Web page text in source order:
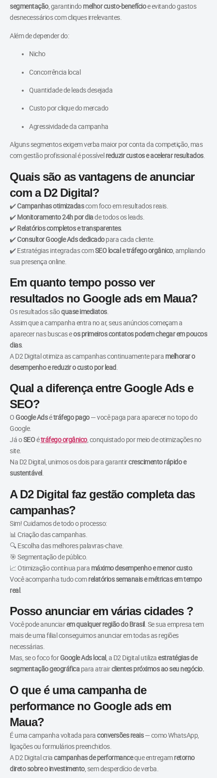
segmentação, garantindomelhor custo-benefícioe evitando gastos
desnecessários com cliques irrelevantes.
Além de depender do:
Nicho
Concorrência local
Quantidade de leads desejada
Custo por clique do mercado
Agressividade da campanha
Alguns segmentos exigem verba maior por conta da competição, mas
com gestão profissional é possível reduzir custos e acelerar resultados.
Quais são as vantagens de anunciar
com a D2 Digital?
✔️Campanhas otimizadascom foco em resultados reais.
✔️Monitoramento 24h por diade todos os leads.
✔️Relatórios completos e transparentes.
✔️Consultor Google Ads dedicadopara cada cliente.
✔️ Estratégias integradas comSEO local e tráfego orgânico, ampliando
sua presença online.
Em quanto tempo posso ver
resultados no Google ads em Maua?
Os resultados sãoquase imediatos.
Assim que a campanha entra no ar, seus anúncios começam a
aparecer nas buscas eos primeiros contatos podem chegar em poucos
dias.
A D2 Digital otimiza as campanhas continuamente para melhorar o
desempenho e reduzir o custo por lead
Qual a diferença entre Google Ads e
SEO?
OGoogle Adsétráfego pago— você paga para aparecer no topo do
Google.
Já oSEOétráfego orgânico, conquistado por meio de otimizações no
site.
Na D2 Digital, unimos os dois para garantircrescimento rápido e
sustentável.
A D2 Digital faz gestão completa das
campanhas?
Sim! Cuidamos de todo o processo:
📊 Criação das campanhas.
🔍 Escolha das melhores palavras-chave.
🎯 Segmentação de público.
📈 Otimização contínua para máximo desempenho e menor custo.
Você acompanha tudo comrelatórios semanais e métricas em tempo
real
Posso anunciar em várias cidades ?
Você pode anunciarem qualquer região do Brasil . Se sua empresa tem
mais de uma filial conseguimos anunciar em todas as regiões
necessárias.
Mas, se o foco forGoogle Ads local , a D2 Digital utilizaestratégias de
segmentação geográficapara atrairclientes próximos ao seu negócio.
O que é uma campanha de
performance no Google ads em
Maua?
É uma campanha voltada paraconversões reais— como WhatsApp,
ligações ou formulários preenchidos.
A D2 Digital criacampanhas de performanceque entregamretorno
direto sobre o investimento, sem desperdício de verba.